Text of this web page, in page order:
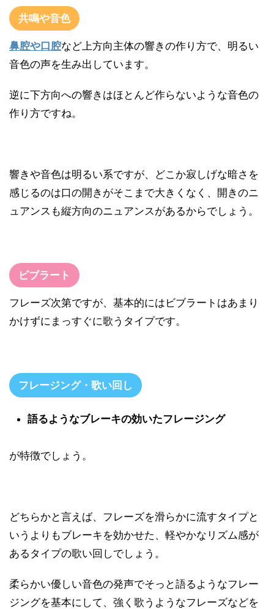
共鳴や音色
鼻腔や口腔など上方向主体の響きの作り方で、明るい
音色の声を生み出しています。
逆に下方向への響きはほとんど作らないような音色の
作り方ですね。
響きや音色は明るい系ですが、どこか寂しげな暗さを
感じるのは口の開きがそこまで大きくなく、開きのニ
ュアンスも縦方向のニュアンスがあるからでしょう。
ビブラート
フレーズ次第ですが、基本的にはビブラートはあまり
かけずにまっすぐに歌うタイプです。
フレージング・歌い回し
語るようなブレーキの効いたフレージング
が特徴でしょう。
どちらかと言えば、フレーズを滑らかに流すタイプと
いうよりもブレーキを効かせた、軽やかなリズム感が
あるタイプの歌い回しでしょう。
柔らかい優しい音色の発声でそっと語るようなフレー
ジングを基本にして、強く歌うようなフレーズなどを